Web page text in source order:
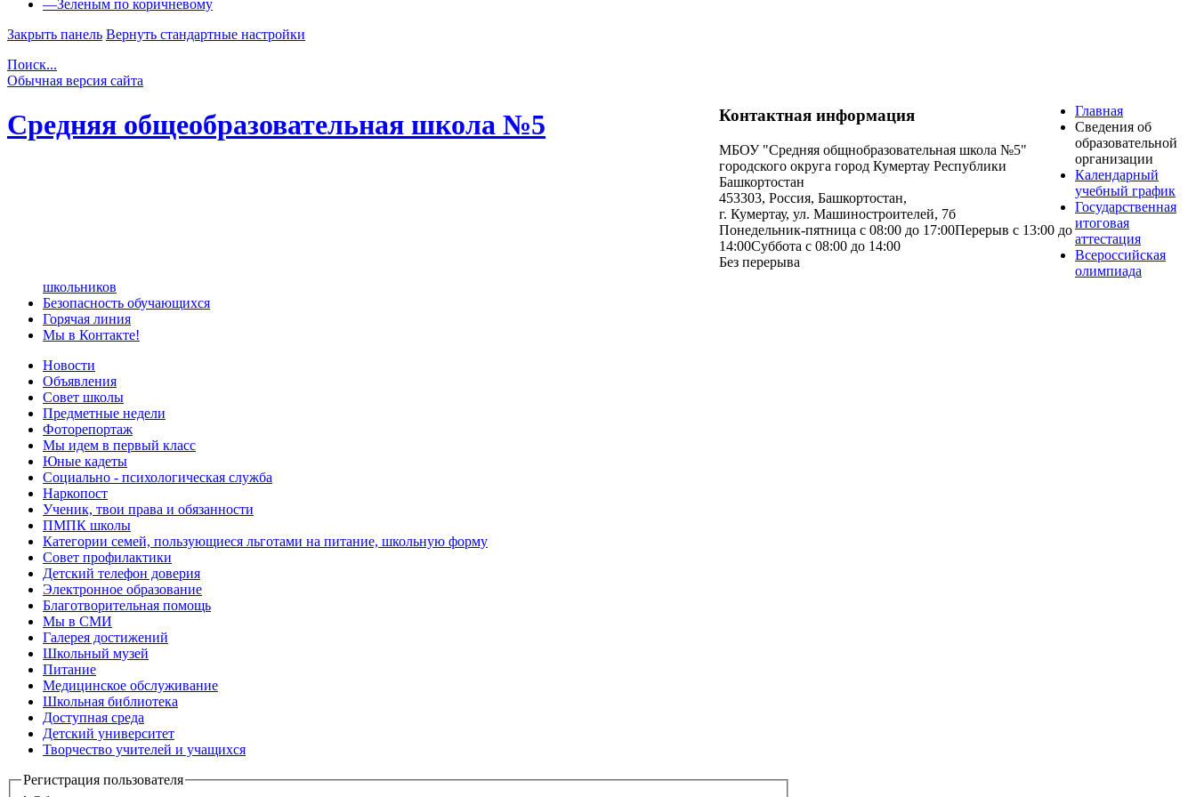
—Зеленым по коричневому
Закрыть панель Вернуть стандартные настройки
Поиск...
Обычная версия сайта
Средняя общеобразовательная школа №5 Контактная информация
МБОУ "Средняя общнобразовательная школа №5"
городского округа город Кумертау Республики
Башкортостан
453303, Россия, Башкортостан,
г. Кумертау, ул. Машиностроителей, 7б
Понeдельник-пятница с 08:00 до 17:00Перерыв с 13:00 до
14:00Суббота с 08:00 до 14:00
Без перерыва
Главная
Сведения об
образовательной
организации
Календарный
учебный график
Государственная
итоговая
аттестация
Всероссийская
олимпиада
школьников
Безопасность обучающихся
Горячая линия
Мы в Контакте!
Новости
Объявления
Совет школы
Предметные недели
Фоторепортаж
Мы идем в первый класс
Юные кадеты
Социально - психологическая служба
Наркопост
Ученик, твои права и обязанности
ПМПК школы
Категории семей, пользующиеся льготами на питание, школьную форму
Совет профилактики
Детский телефон доверия
Электронное образование
Благотворительная помощь
Мы в СМИ
Галерея достижений
Школьный музей
Питание
Медицинское обслуживание
Школьная библиотека
Доступная среда
Детский университет
Творчество учителей и учащихся
Регистрация пользователя